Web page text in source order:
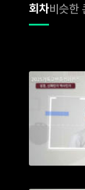
회차비슷한